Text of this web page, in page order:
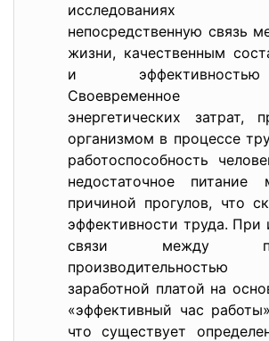
исследованиях
непосредственную связь
жизни, качественным
и
Своевременное
энергетических затрат,
организмом в процессе
работоспособность
недостаточное питание
причиной прогулов, что
эффективности труда. При
связи между
заработной платой на
«эффективный час
что существует